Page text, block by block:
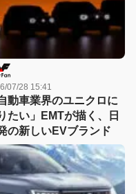
07/28 15:41
動車業界のユニクロに
たい」EMTが描く、日
の新しいEVブランド